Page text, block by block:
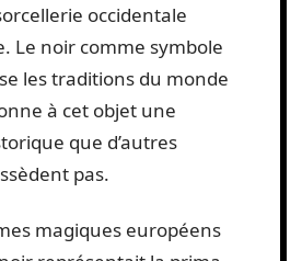
occidentale
Le noir comme symbole
les traditions du monde
à cet objet une
que d’autres
pas.
magiques européens